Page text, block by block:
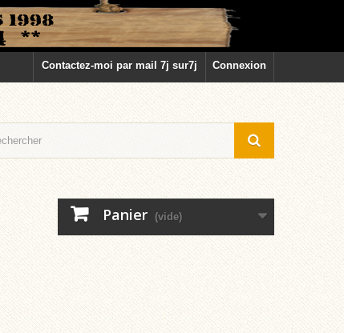
Connexion
Contactez-moi par mail 7j sur7j
Panier (vide)